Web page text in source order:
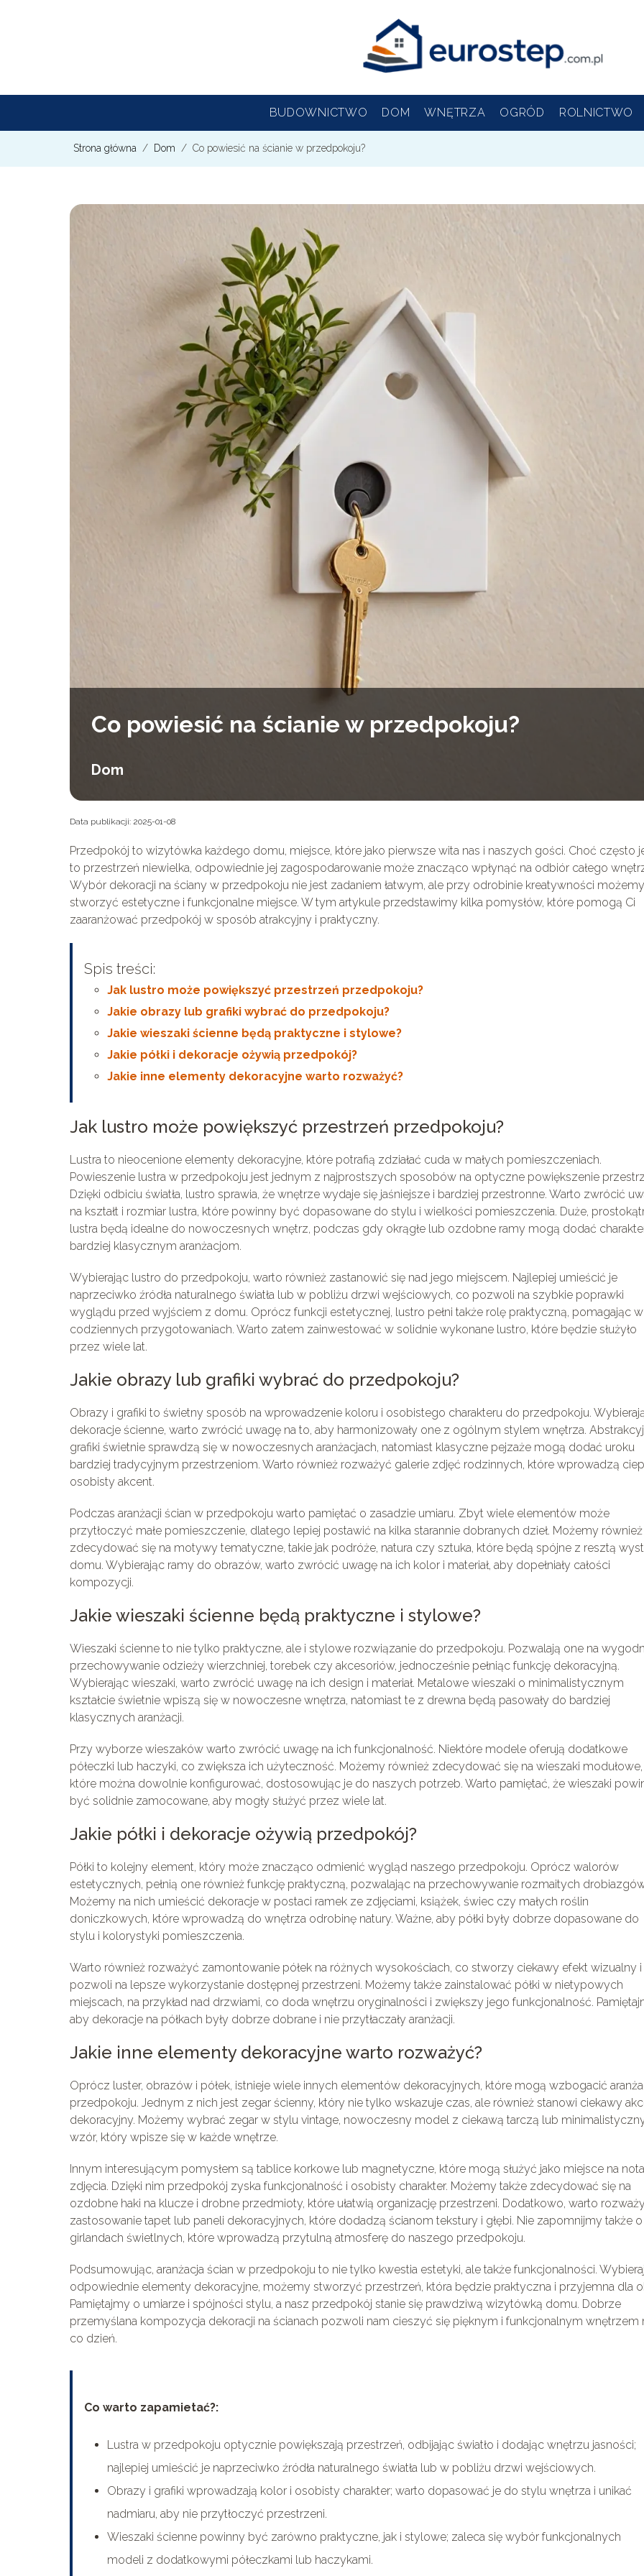
BUDOWNICTWO DOM WNĘTRZA OGRÓD ROLNICTWO
Strona główna / Dom / Co powiesić na ścianie w przedpokoju?
Co powiesić na ścianie w przedpokoju?
Dom
Data publikacji: 2025-01-08
Przedpokój to wizytówka każdego domu, miejsce, które jako pierwsze wita nas i naszych gości. Choć często
to przestrzeń niewielka, odpowiednie jej zagospodarowanie może znacząco wpłynąć na odbiór całego
Wybór dekoracji na ściany w przedpokoju nie jest zadaniem łatwym, ale przy odrobinie kreatywności możemy
stworzyć estetyczne i funkcjonalne miejsce. W tym artykule przedstawimy kilka pomysłów, które pomogą Ci
zaaranżować przedpokój w sposób atrakcyjny i praktyczny.
Spis treści:
Jak lustro może powiększyć przestrzeń przedpokoju?
Jakie obrazy lub grafiki wybrać do przedpokoju?
Jakie wieszaki ścienne będą praktyczne i stylowe?
Jakie półki i dekoracje ożywią przedpokój?
Jakie inne elementy dekoracyjne warto rozważyć?
Jak lustro może powiększyć przestrzeń przedpokoju?
Lustra to nieocenione elementy dekoracyjne, które potrafią zdziałać cuda w małych pomieszczeniach.
Powieszenie lustra w przedpokoju jest jednym z najprostszych sposobów na optyczne powiększenie
Dzięki odbiciu światła, lustro sprawia, że wnętrze wydaje się jaśniejsze i bardziej przestronne. Warto zwrócić
na kształt i rozmiar lustra, które powinny być dopasowane do stylu i wielkości pomieszczenia. Duże,
lustra będą idealne do nowoczesnych wnętrz, podczas gdy okrągłe lub ozdobne ramy mogą dodać
bardziej klasycznym aranżacjom.
Wybierając lustro do przedpokoju, warto również zastanowić się nad jego miejscem. Najlepiej umieścić je
naprzeciwko źródła naturalnego światła lub w pobliżu drzwi wejściowych, co pozwoli na szybkie poprawki
wyglądu przed wyjściem z domu. Oprócz funkcji estetycznej, lustro pełni także rolę praktyczną, pomagając w
codziennych przygotowaniach. Warto zatem zainwestować w solidnie wykonane lustro, które będzie służyło
przez wiele lat.
Jakie obrazy lub grafiki wybrać do przedpokoju?
Obrazy i grafiki to świetny sposób na wprowadzenie koloru i osobistego charakteru do przedpokoju.
dekoracje ścienne, warto zwrócić uwagę na to, aby harmonizowały one z ogólnym stylem wnętrza.
grafiki świetnie sprawdzą się w nowoczesnych aranżacjach, natomiast klasyczne pejzaże mogą dodać uroku
bardziej tradycyjnym przestrzeniom. Warto również rozważyć galerie zdjęć rodzinnych, które wprowadzą
osobisty akcent.
Podczas aranżacji ścian w przedpokoju warto pamiętać o zasadzie umiaru. Zbyt wiele elementów może
przytłoczyć małe pomieszczenie, dlatego lepiej postawić na kilka starannie dobranych dzieł. Możemy również
zdecydować się na motywy tematyczne, takie jak podróże, natura czy sztuka, które będą spójne z resztą
domu. Wybierając ramy do obrazów, warto zwrócić uwagę na ich kolor i materiał, aby dopełniały całości
kompozycji.
Jakie wieszaki ścienne będą praktyczne i stylowe?
Wieszaki ścienne to nie tylko praktyczne, ale i stylowe rozwiązanie do przedpokoju. Pozwalają one na
przechowywanie odzieży wierzchniej, torebek czy akcesoriów, jednocześnie pełniąc funkcję dekoracyjną.
Wybierając wieszaki, warto zwrócić uwagę na ich design i materiał. Metalowe wieszaki o minimalistycznym
kształcie świetnie wpiszą się w nowoczesne wnętrza, natomiast te z drewna będą pasowały do bardziej
klasycznych aranżacji.
Przy wyborze wieszaków warto zwrócić uwagę na ich funkcjonalność. Niektóre modele oferują dodatkowe
półeczki lub haczyki, co zwiększa ich użyteczność. Możemy również zdecydować się na wieszaki modułowe,
które można dowolnie konfigurować, dostosowując je do naszych potrzeb. Warto pamiętać, że wieszaki
być solidnie zamocowane, aby mogły służyć przez wiele lat.
Jakie półki i dekoracje ożywią przedpokój?
Półki to kolejny element, który może znacząco odmienić wygląd naszego przedpokoju. Oprócz walorów
estetycznych, pełnią one również funkcję praktyczną, pozwalając na przechowywanie rozmaitych
Możemy na nich umieścić dekoracje w postaci ramek ze zdjęciami, książek, świec czy małych roślin
doniczkowych, które wprowadzą do wnętrza odrobinę natury. Ważne, aby półki były dobrze dopasowane do
stylu i kolorystyki pomieszczenia.
Warto również rozważyć zamontowanie półek na różnych wysokościach, co stworzy ciekawy efekt wizualny i
pozwoli na lepsze wykorzystanie dostępnej przestrzeni. Możemy także zainstalować półki w nietypowych
miejscach, na przykład nad drzwiami, co doda wnętrzu oryginalności i zwiększy jego funkcjonalność.
aby dekoracje na półkach były dobrze dobrane i nie przytłaczały aranżacji.
Jakie inne elementy dekoracyjne warto rozważyć?
Oprócz luster, obrazów i półek, istnieje wiele innych elementów dekoracyjnych, które mogą wzbogacić
przedpokoju. Jednym z nich jest zegar ścienny, który nie tylko wskazuje czas, ale również stanowi ciekawy
dekoracyjny. Możemy wybrać zegar w stylu vintage, nowoczesny model z ciekawą tarczą lub
wzór, który wpisze się w każde wnętrze.
Innym interesującym pomysłem są tablice korkowe lub magnetyczne, które mogą służyć jako miejsce na
zdjęcia. Dzięki nim przedpokój zyska funkcjonalność i osobisty charakter. Możemy także zdecydować się na
ozdobne haki na klucze i drobne przedmioty, które ułatwią organizację przestrzeni. Dodatkowo, warto
zastosowanie tapet lub paneli dekoracyjnych, które dodadzą ścianom tekstury i głębi. Nie zapomnijmy także o
girlandach świetlnych, które wprowadzą przytulną atmosferę do naszego przedpokoju.
Podsumowując, aranżacja ścian w przedpokoju to nie tylko kwestia estetyki, ale także funkcjonalności.
odpowiednie elementy dekoracyjne, możemy stworzyć przestrzeń, która będzie praktyczna i przyjemna dla
Pamiętajmy o umiarze i spójności stylu, a nasz przedpokój stanie się prawdziwą wizytówką domu. Dobrze
przemyślana kompozycja dekoracji na ścianach pozwoli nam cieszyć się pięknym i funkcjonalnym wnętrzem
co dzień.
Co warto zapamietać?:
Lustra w przedpokoju optycznie powiększają przestrzeń, odbijając światło i dodając wnętrzu jasności;
najlepiej umieścić je naprzeciwko źródła naturalnego światła lub w pobliżu drzwi wejściowych.
Obrazy i grafiki wprowadzają kolor i osobisty charakter; warto dopasować je do stylu wnętrza i unikać
nadmiaru, aby nie przytłoczyć przestrzeni.
Wieszaki ścienne powinny być zarówno praktyczne, jak i stylowe; zaleca się wybór funkcjonalnych
modeli z dodatkowymi półeczkami lub haczykami.